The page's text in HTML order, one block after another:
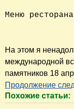
Меню
На этом я
международной
памятников 18
Продолжение
Похожие статьи: